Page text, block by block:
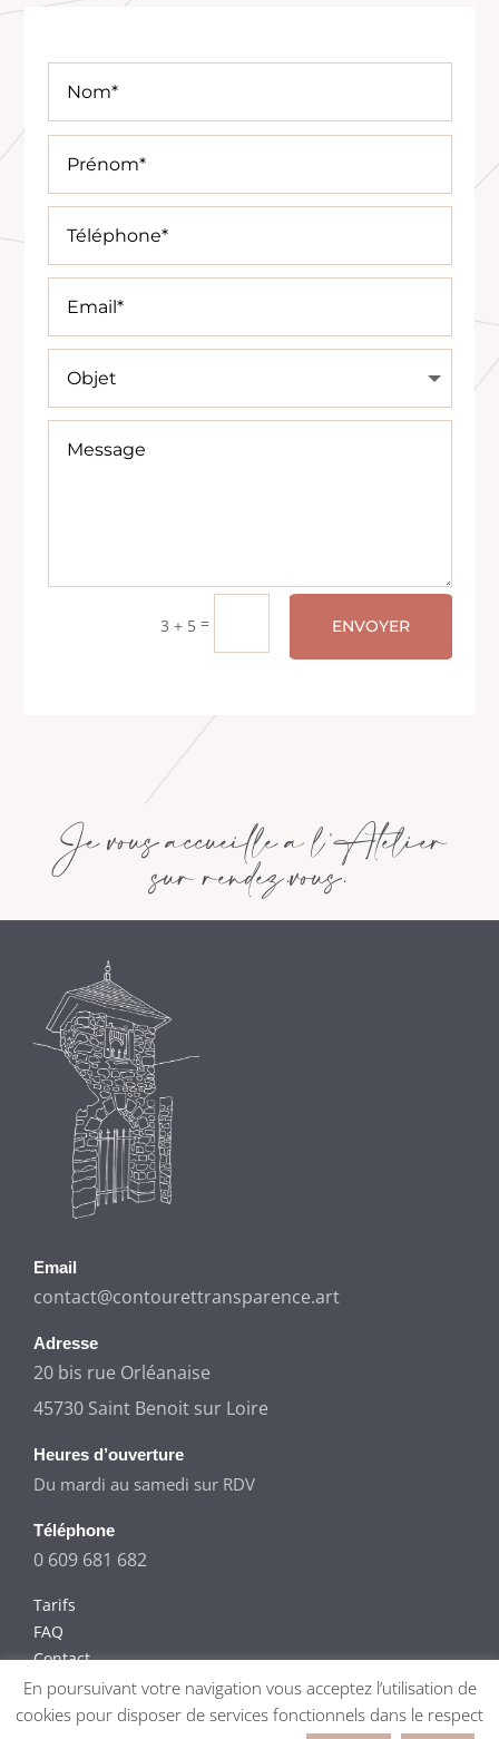
3 + 5= ENVOYER
Je vous accueille à l’Atelier
sur rendez.vous.
Email
contact@contourettransparence.art
Adresse
20 bis rue Orléanaise
45730 Saint Benoit sur Loire
Heures d’ouverture
Du mardi au samedi sur RDV
Téléphone
0 609 681 682
Tarifs
FAQ
Contact
Mentions légales
Politique de confidentialité
En poursuivant votre navigation vous acceptez l’utilisation de
cookies pour disposer de services fonctionnels dans le respect